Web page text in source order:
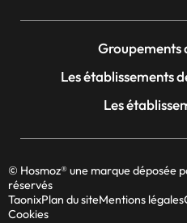
Groupements
Les établissements
Les
© Hosmoz® une marque déposée
réservés
TaonixPlan du siteMentions légales
Cookies